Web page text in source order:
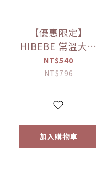
【優惠限定】
HIBEBE 常溫大寶
寶粥系列 雙花豬肉
粥/蓮藕雞肉粥/栗子
(四包入/組)（9個月
NT$540
NT$796
加入購物車